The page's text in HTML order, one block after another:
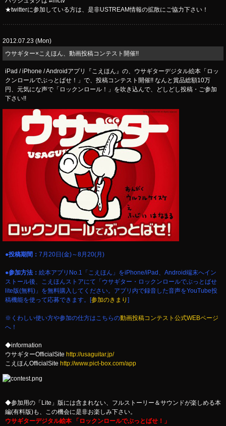
★twitterに参加している方は、是非USTREAM情報の拡散にご協力下さい！
2012.07.23 (Mon)
ウサギター×こえほん、動画投稿コンテスト開催!!
iPad / iPhone / Androidアプリ『こえほん』の、ウサギターデジタル絵本「ロッ
クンロールでぶっとばせ！」で、投稿コンテスト開催!! なんと賞品総額10万
円、元気にな声で「ロックンロール！」を吹き込んで、どしどし投稿・ご参加
下さい!!
●投稿期間： 7月20日(金)～8月20(月)
●参加方法： 絵本アプリNo.1「こえほん」をiPhone/iPad、Android端末へイン
ストール後、こえほんストアにて「ウサギター・ロックンロールでぶっとばせ
lite版(無料)」を無料購入してください。アプリ内で録音した音声をYouTube投
稿機能を使って応募できます。[参加のきまり ]
※くわしい使い方や参加の仕方はこちらの動画投稿コンテスト公式WEBページ
へ！
◆information
ウサギターOfficialSite http://usaguitar.jp/
こえほんOfficialSite http://www.pict-box.com/app
◆参加用の「Lite」版には含まれない、フルストーリー＆サウンドが楽しめる本
編(有料版)も、この機会に是非お楽しみ下さい。
ウサギターデジタル絵本 「ロックンロールでぶっとばせ！」